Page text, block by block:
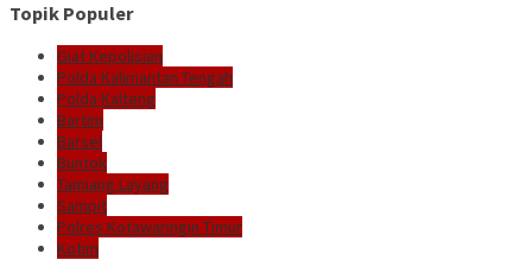
Topik Populer
Giat Kepolisian
Polda Kalimantan Tengah
Polda Kalteng
Bartim
Barsel
Buntok
Tamiang Layang
Sampit
Polres Kotawaringin Timur
Kotim